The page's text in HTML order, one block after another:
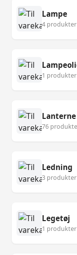
Lampe
4 produkter
1 produkter
Lanterne
76
Ledning
3 produkter
Legetøj
1 produkter